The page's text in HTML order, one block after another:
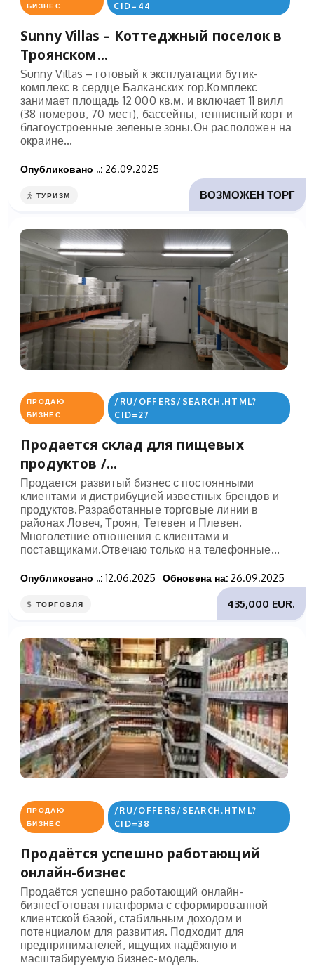
БИЗНЕС
CID=44
Sunny Villas – Коттеджный поселок в
Троянском...
Sunny Villas – готовый к эксплуатации бутик-
комплекс в сердце Балканских гор.Комплекс
занимает площадь 12 000 кв.м. и включает 11 вилл
(38 номеров, 70 мест), бассейны, теннисный корт и
благоустроенные зеленые зоны.Он расположен на
окраине...
Опубликовано ..: 26.09.2025
ВОЗМОЖЕН ТОРГ
ТУРИЗМ
ПРОДАЮ
БИЗНЕС
/RU/OFFERS/SEARCH.HTML?
CID=27
Продается склад для пищевых
продуктов /...
Продается развитый бизнес с постоянными
клиентами и дистрибуцией известных брендов и
продуктов.Разработанные торговые линии в
районах Ловеч, Троян, Тетевен и Плевен.
Многолетние отношения с клиентами и
поставщиками.Отвечаю только на телефонные...
Опубликовано ..: 12.06.2025 Обновена на: 26.09.2025
435,000 EUR.
ТОРГОВЛЯ
ПРОДАЮ
БИЗНЕС
/RU/OFFERS/SEARCH.HTML?
CID=38
Продаётся успешно работающий
онлайн-бизнес
Продаётся успешно работающий онлайн-
бизнесГотовая платформа с сформированной
клиентской базой, стабильным доходом и
потенциалом для развития. Подходит для
предпринимателей, ищущих надёжную и
масштабируемую бизнес-модель.